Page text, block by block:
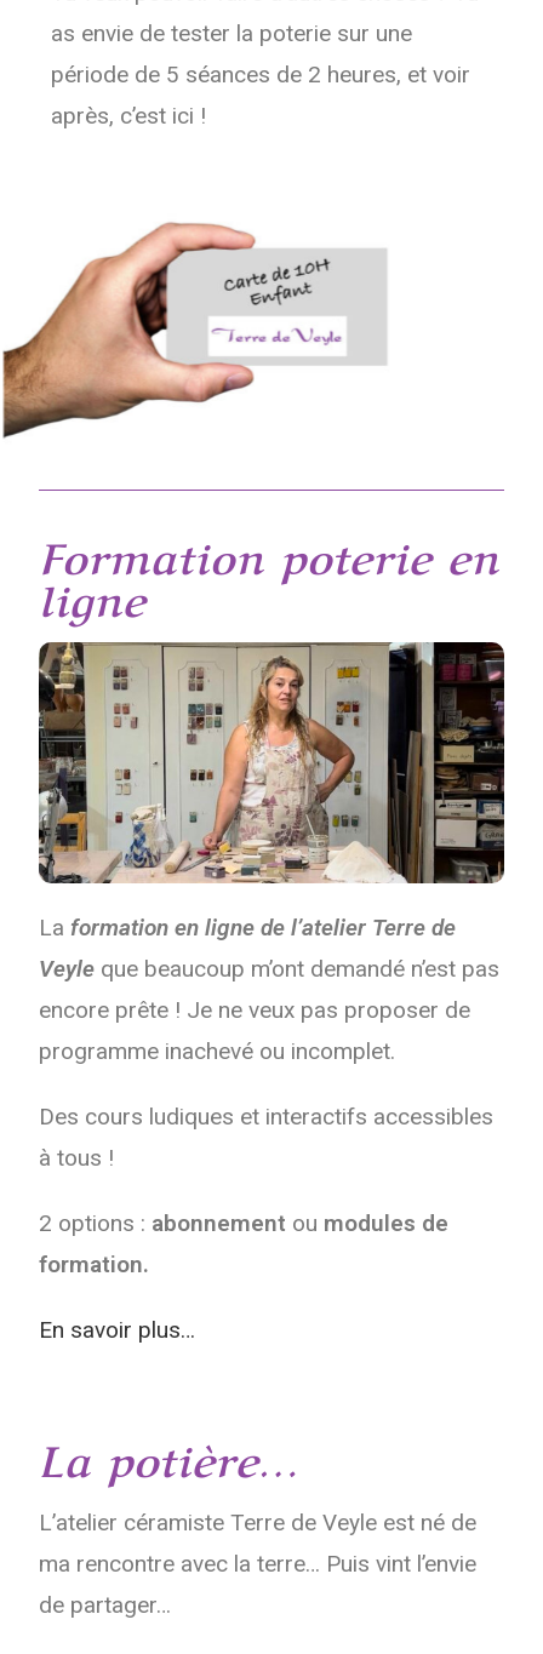
as envie de tester la poterie sur une
période de 5 séances de 2 heures, et voir
après, c’est ici !
Formation poterie en
ligne​
La formation en ligne de l’atelier Terre de
Veyle que beaucoup m’ont demandé n’est pas
encore prête ! Je ne veux pas proposer de
programme inachevé ou incomplet.
Des cours ludiques et interactifs accessibles
à tous !
2 options : abonnement ou modules de
formation.
En savoir plus…
La potière…​
L’atelier céramiste Terre de Veyle est né de
ma rencontre avec la terre… Puis vint l’envie
de partager…